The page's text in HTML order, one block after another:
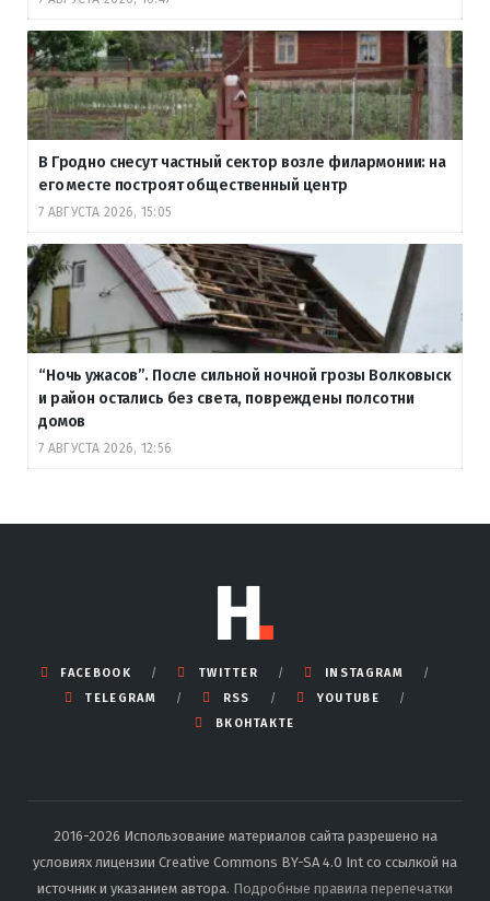
В Гродно снесут частный сектор возле филармонии: на
его месте построят общественный центр
7 АВГУСТА 2026, 15:05
“Ночь ужасов”. После сильной ночной грозы Волковыск
и район остались без света, повреждены полсотни
домов
7 АВГУСТА 2026, 12:56
FACEBOOK TWITTER
INSTAGRAM
TELEGRAM
RSS
YOUTUBE
ВКОНТАКТЕ
2016-2026 Использование материалов сайта разрешено на
условиях лицензии Creative Commons BY-SA 4.0 Int со ссылкой на
источник и указанием автора. Подробные правила перепечатки